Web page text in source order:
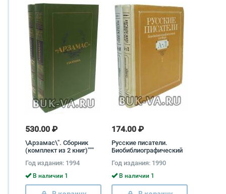
530.00 ₽
\Арзамас\". Сборник
(комплект из 2 книг)"""
Год издания: 1994
В наличии 1
174.00 ₽
Русские писатели.
Биобиблиографический
книг)
Год издания: 1990
В наличии 1